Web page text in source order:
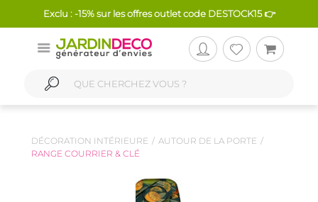
Exclu : -15% sur les offres outlet code DESTOCK15 👉
DÉCORATION INTÉRIEURE
AUTOUR DE LA PORTE
RANGE COURRIER & CLÉ